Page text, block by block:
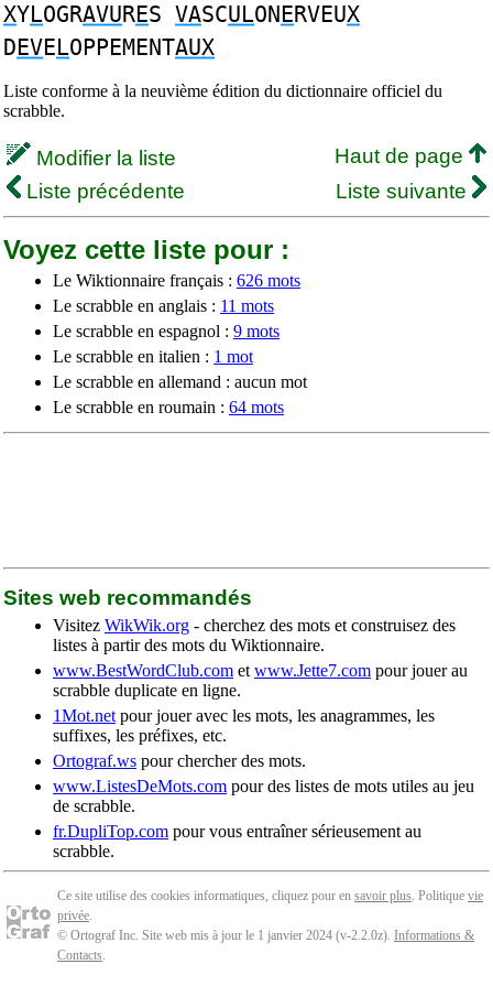
XYLOGRAVURES VASCULONERVEUX
DEVELOPPEMENTAUX
Liste conforme à la neuvième édition du dictionnaire officiel du
scrabble.
Modifier la liste
Haut de page
Liste précédente
Liste suivante
Voyez cette liste pour :
Le Wiktionnaire français : 626 mots
Le scrabble en anglais : 11 mots
Le scrabble en espagnol : 9 mots
Le scrabble en italien : 1 mot
Le scrabble en allemand : aucun mot
Le scrabble en roumain : 64 mots
Sites web recommandés
Visitez WikWik.org - cherchez des mots et construisez des
listes à partir des mots du Wiktionnaire.
www.BestWordClub.com et www.Jette7.com pour jouer au
scrabble duplicate en ligne.
1Mot.net pour jouer avec les mots, les anagrammes, les
suffixes, les préfixes, etc.
Ortograf.ws pour chercher des mots.
www.ListesDeMots.com pour des listes de mots utiles au jeu
de scrabble.
fr.DupliTop.com pour vous entraîner sérieusement au
scrabble.
Ce site utilise des cookies informatiques, cliquez pour en savoir plus. Politique vie
privée.
© Ortograf Inc. Site web mis à jour le 1 janvier 2024 (v-2.2.0z). Informations &
Contacts.